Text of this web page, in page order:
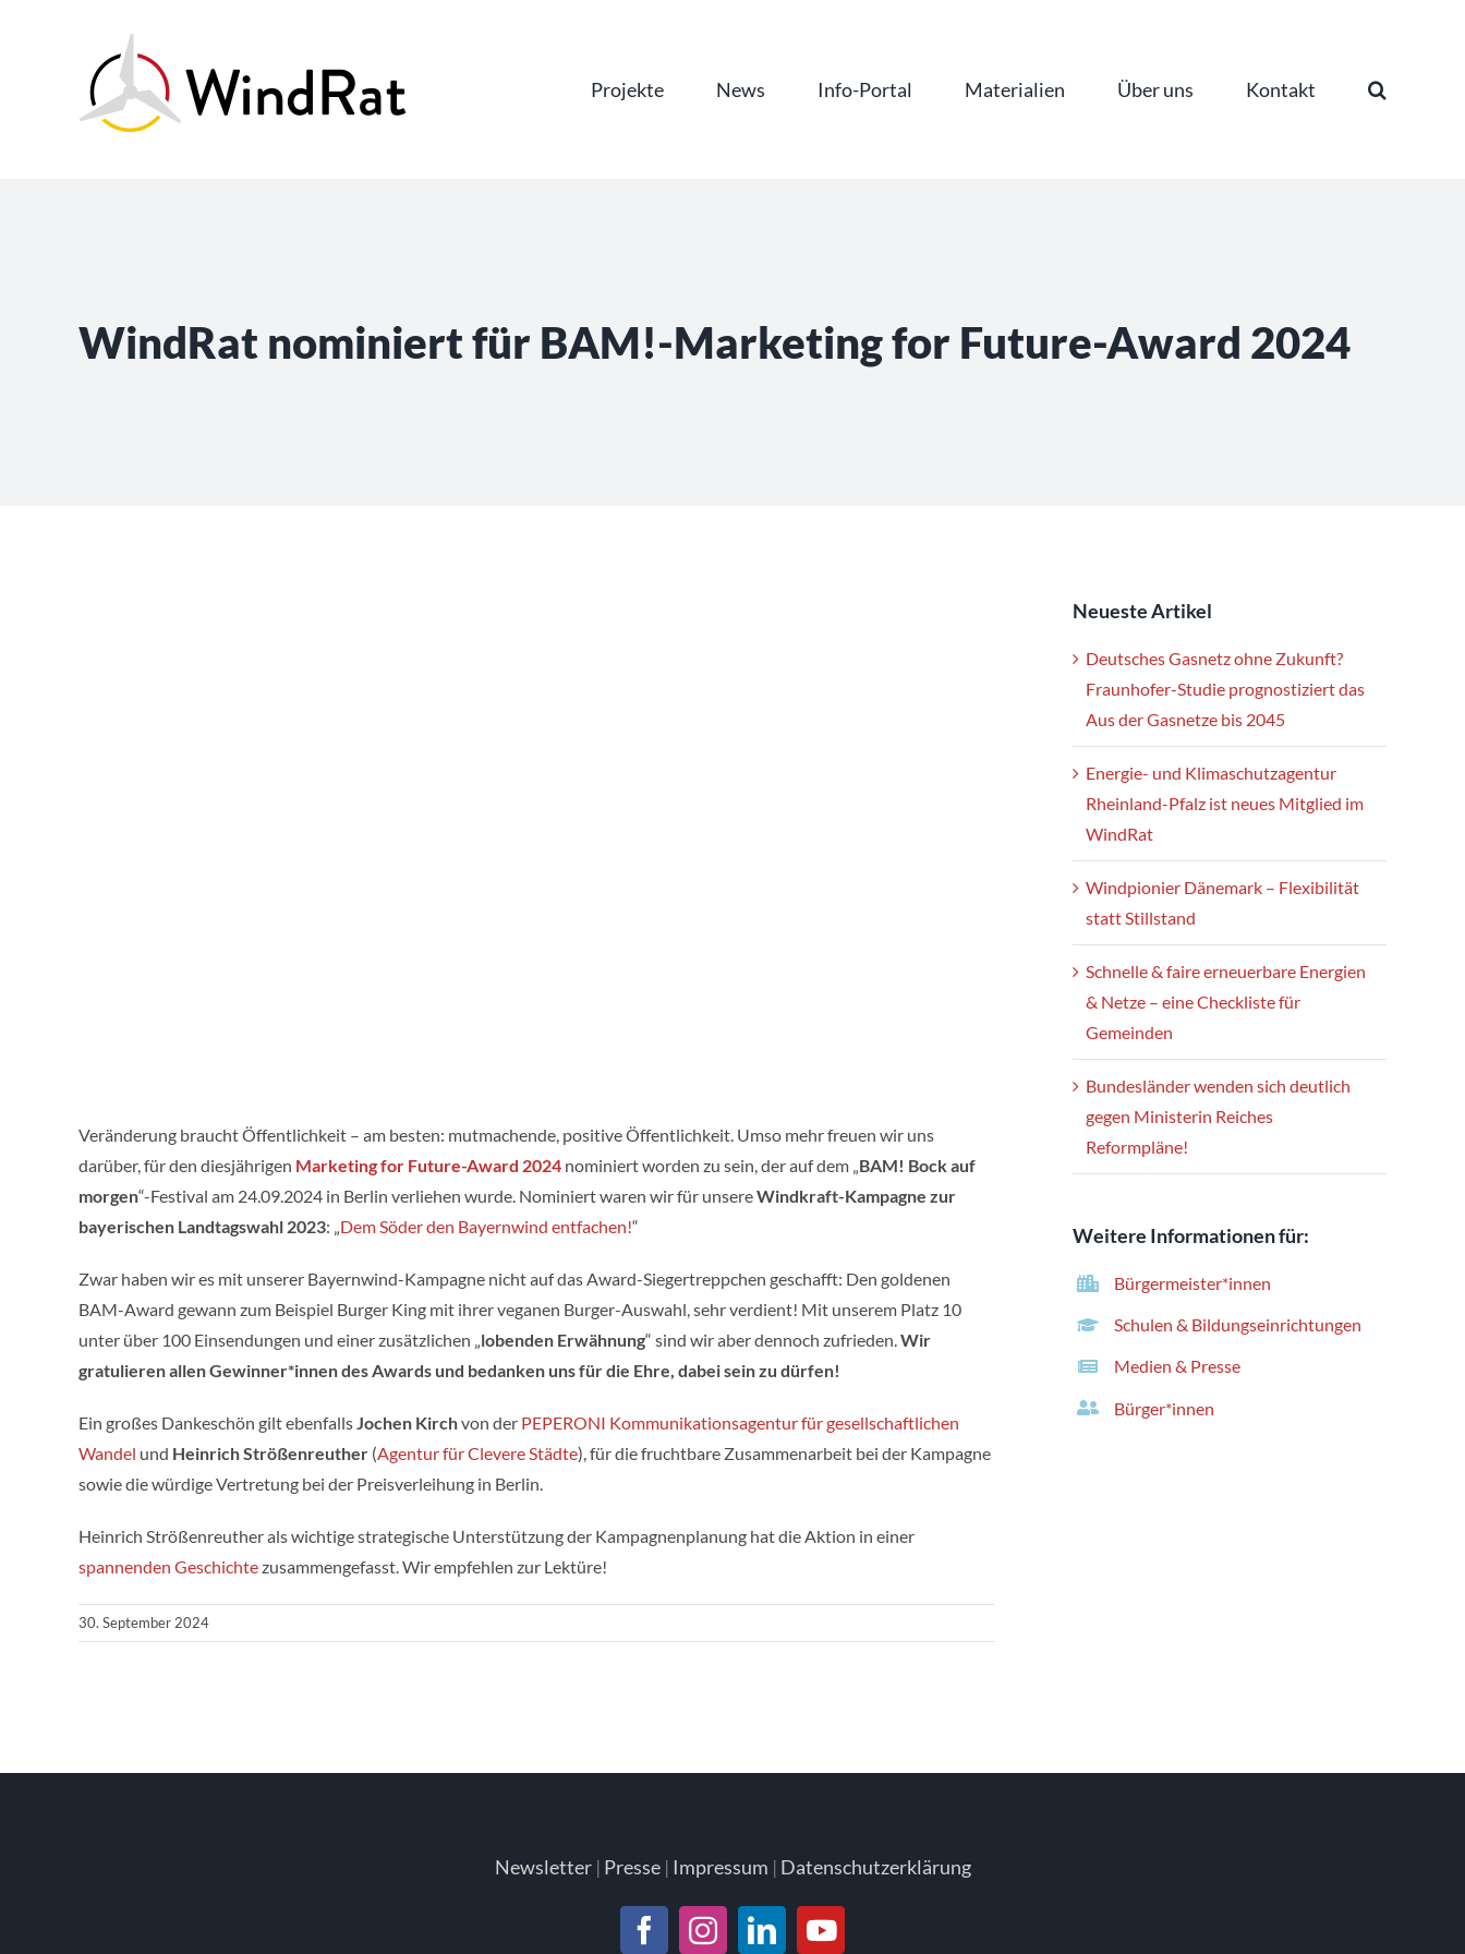
Projekte News Info-Portal Materialien Über uns Kontakt
WindRat nominiert für BAM!-Marketing for Future-Award 2024
Veränderung braucht Öffentlichkeit – am besten: mutmachende, positive Öffentlichkeit. Umso mehr freuen wir uns
darüber, für den diesjährigen Marketing for Future-Award 2024 nominiert worden zu sein, der auf dem „BAM! Bock auf
morgen“-Festival am 24.09.2024 in Berlin verliehen wurde. Nominiert waren wir für unsereWindkraft-Kampagne zur
bayerischen Landtagswahl 2023: „Dem Söder den Bayernwind entfachen!“
Zwar haben wir es mit unserer Bayernwind-Kampagne nicht auf das Award-Siegertreppchen geschafft: Den goldenen
BAM-Award gewann zum Beispiel Burger King mit ihrer veganen Burger-Auswahl, sehr verdient! Mit unserem Platz 10
unter über 100 Einsendungen und einer zusätzlichen „lobenden Erwähnung“ sind wir aber dennoch zufrieden.Wir
gratulieren allen Gewinner*innen des Awards und bedanken uns für die Ehre, dabei sein zu dürfen!
Ein großes Dankeschön gilt ebenfallsJochen Kirchvon der PEPERONI Kommunikationsagentur für gesellschaftlichen
Wandel und Heinrich Strößenreuther (Agentur für Clevere Städte), für die fruchtbare Zusammenarbeit bei der Kampagne
sowie die würdige Vertretung bei der Preisverleihung in Berlin.
Heinrich Strößenreuther als wichtige strategische Unterstützung der Kampagnenplanung hat die Aktion in einer
spannenden Geschichtezusammengefasst. Wir empfehlen zur Lektüre!
30. September 2024
Neueste Artikel
Deutsches Gasnetz ohne Zukunft?
Fraunhofer-Studie prognostiziert das
Aus der Gasnetze bis 2045
Energie- und Klimaschutzagentur
Rheinland-Pfalz ist neues Mitglied im
WindRat
Windpionier Dänemark – Flexibilität
statt Stillstand
Schnelle & faire erneuerbare Energien
& Netze – eine Checkliste für
Gemeinden
Bundesländer wenden sich deutlich
gegen Ministerin Reiches
Reformpläne!
Weitere Informationen für:
Bürgermeister*innen
Schulen & Bildungseinrichtungen
Medien & Presse
Bürger*innen
Newsletter| Presse| Impressum | Datenschutzerklärung
FacebookInstagram
LinkedInYouTube